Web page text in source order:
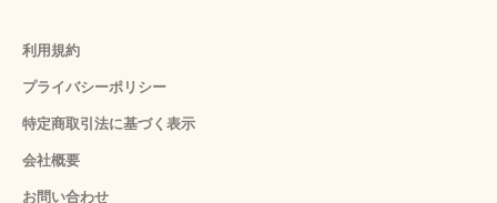
利用規約
プライバシーポリシー
特定商取引法に基づく表示
会社概要
お問い合わせ